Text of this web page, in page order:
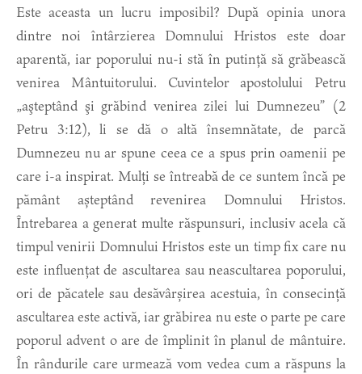
Este aceasta un lucru imposibil? După opinia unora
dintre noi întârzierea Domnului Hristos este doar
aparentă, iar poporului nu-i stă în putință să grăbească
venirea Mântuitorului. Cuvintelor apostolului Petru
„aşteptând şi grăbind venirea zilei lui Dumnezeu” (2
Petru 3:12), li se dă o altă însemnătate, de parcă
Dumnezeu nu ar spune ceea ce a spus prin oamenii pe
care i-a inspirat. Mulți se întreabă de ce suntem încă pe
pământ așteptând revenirea Domnului Hristos.
Întrebarea a generat multe răspunsuri, inclusiv acela că
timpul venirii Domnului Hristos este un timp fix care nu
este influențat de ascultarea sau neascultarea poporului,
ori de păcatele sau desăvârșirea acestuia, în consecință
ascultarea este activă, iar grăbirea nu este o parte pe care
poporul advent o are de împlinit în planul de mântuire.
În rândurile care urmează vom vedea cum a răspuns la